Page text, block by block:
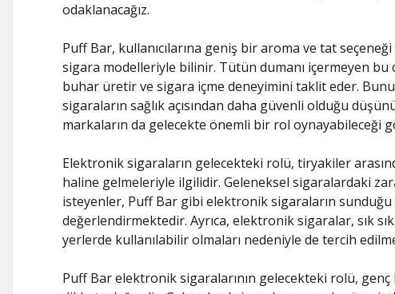
odaklanacağız.
Puff Bar, kullanıcılarına geniş bir aroma ve tat
sigara modelleriyle bilinir. Tütün dumanı içermeyen
buhar üretir ve sigara içme deneyimini taklit eder.
sigaraların sağlık açısından daha güvenli olduğu
markaların da gelecekte önemli bir rol oynayabileceği
Elektronik sigaraların gelecekteki rolü, tiryakiler
haline gelmeleriyle ilgilidir. Geleneksel sigaralardaki
isteyenler, Puff Bar gibi elektronik sigaraların sunduğu
değerlendirmektedir. Ayrıca, elektronik sigaralar, sık
yerlerde kullanılabilir olmaları nedeniyle de tercih
Puff Bar elektronik sigaralarının gelecekteki rolü, genç